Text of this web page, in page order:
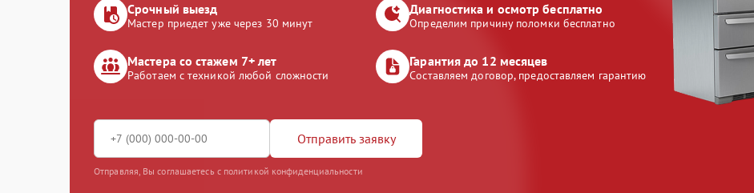
Срочный выезд
Мастер приедет уже через 30 минут
Диагностика и осмотр бесплатно
Определим причину поломки бесплатно
Мастера со стажем 7+ лет
Работаем с техникой любой сложности
Гарантия до 12 месяцев
Составляем договор, предоставляем гарантию
Отправить заявку
Отправляя, Вы соглашаетесь с политикой конфиденциальности